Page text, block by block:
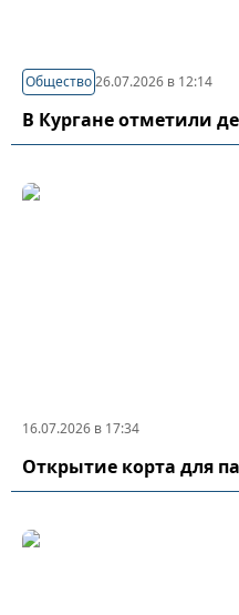
Общество26.07.2026 в 12:14
В Кургане отметили
16.07.2026 в 17:34
Открытие корта для